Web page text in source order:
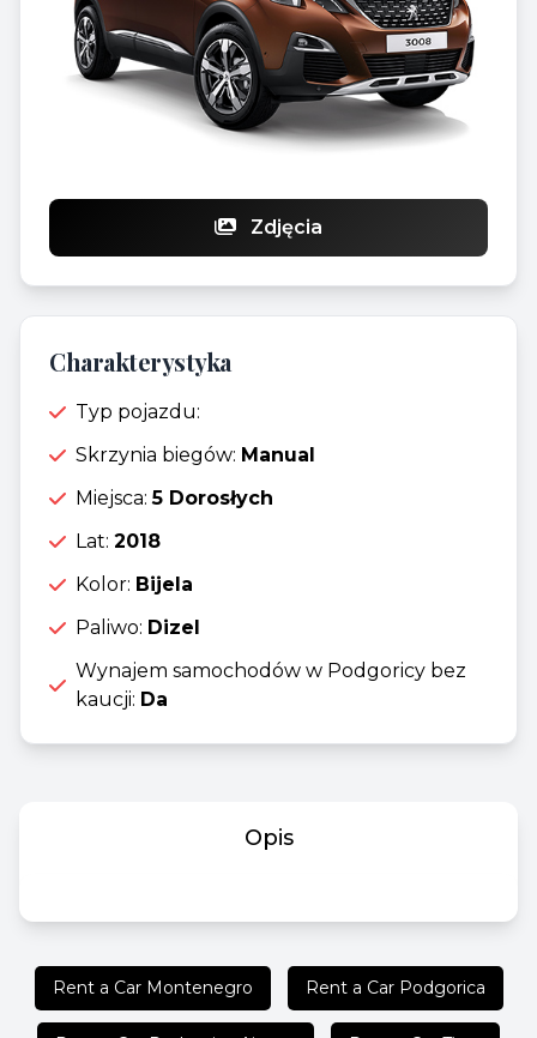
Zdjęcia
Charakterystyka
Typ pojazdu:
Skrzynia biegów: Manual
Miejsca:5 Dorosłych
Lat: 2018
Kolor: Bijela
Paliwo: Dizel
Wynajem samochodów w Podgoricy bez
kaucji: Da
Opis
Rent a Car Montenegro Rent a Car Podgorica